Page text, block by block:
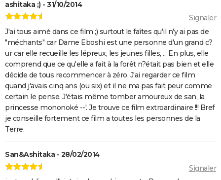
ashitaka ;) - 31/10/2014
Signaler
J'ai tous aimé dans ce film ;) surtout le faîtes qu'il n'y ai pas de
"méchants" car Dame Eboshi est une personne d'un grand c?
ur car elle recueille les lépreux, les jeunes filles, ... En plus, elle
comprend que ce qu'elle a fait à la forêt n?était pas bien et elle
décide de tous recommencer à zéro. J'ai regarder ce film
quand j'avais cinq ans (ou six) et il ne ma pas fait peur comme
certain le pense. J'étais même tomber amoureux de san, la
princesse mononoké --'. Je trouve ce film extroardinaire !!! Bref
je conseille fortement ce film a toutes les personnes de la
Terre.
San&Ashitaka - 28/02/2014
Signaler